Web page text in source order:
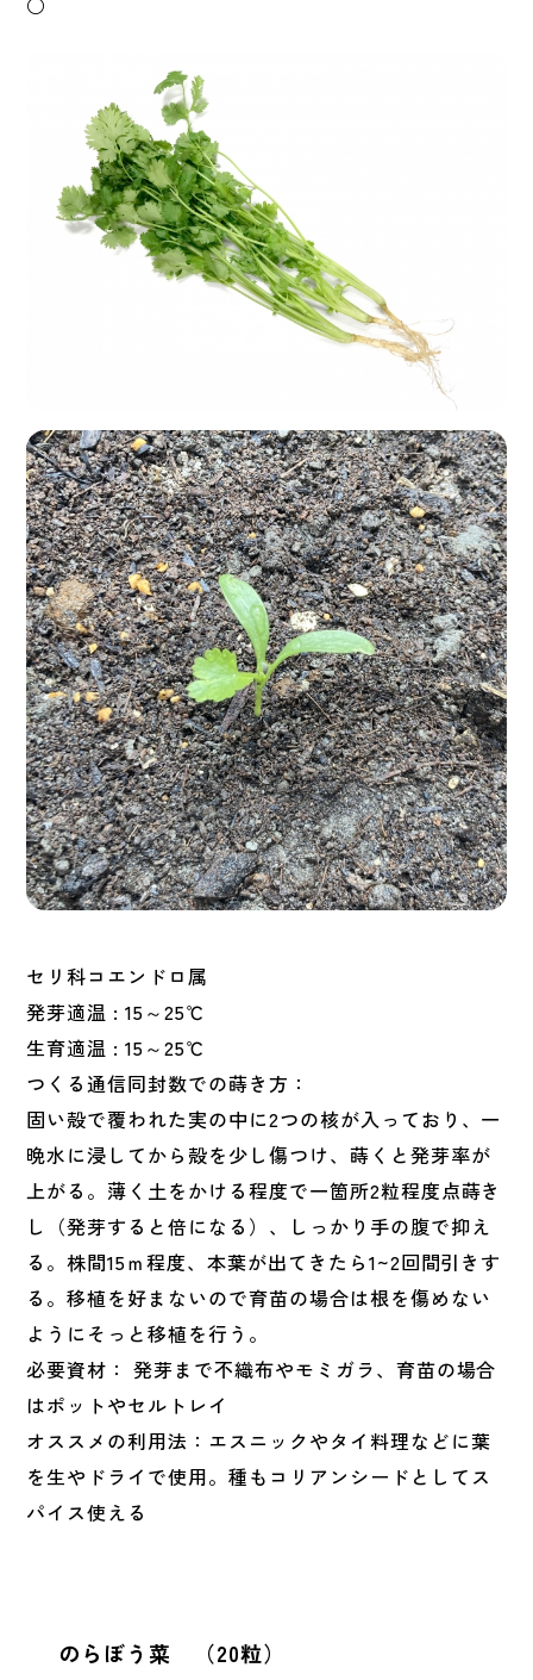
セリ科コエンドロ属
発芽適温 : 15～25℃
生育適温 : 15～25℃
つくる通信同封数での蒔き方：
固い殻で覆われた実の中に2つの核が入っており、一
晩水に浸してから殻を少し傷つけ、蒔くと発芽率が
上がる。薄く土をかける程度で一箇所2粒程度点蒔き
し（発芽すると倍になる）、しっかり手の腹で抑え
る。株間15ｍ程度、本葉が出てきたら1~2回間引きす
る。移植を好まないので育苗の場合は根を傷めない
ようにそっと移植を行う。
必要資材： 発芽まで不織布やモミガラ、育苗の場合
はポットやセルトレイ
オススメの利用法：エスニックやタイ料理などに葉
を生やドライで使用。種もコリアンシードとしてス
パイス使える
のらぼう菜 （20粒）